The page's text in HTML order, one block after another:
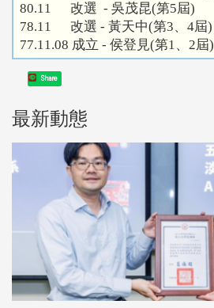
80.11 改選 - 吳茂昆(第5屆)
78.11 改選 - 黃天中(第3、4屆)
77.11.08 成立 - 侯登見(第1、2屆)
Share
最新動態